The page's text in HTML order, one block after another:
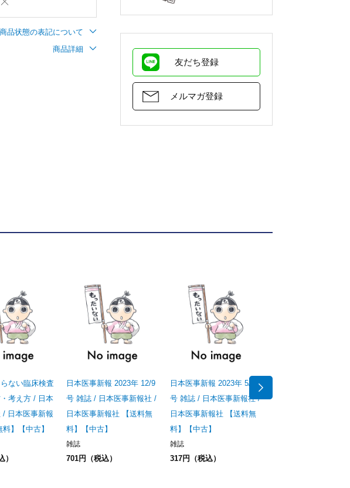
友だち登録
メルマガ登録
商品状態の表記について
商品詳細
ない臨床検査
考え方 / 日本
/ 日本医事新報
】【中古】
）
日本医事新報 2023年 12/9
号 雑誌 / 日本医事新報社 /
日本医事新報社 【送料無
料】【中古】
雑誌
701円（税込）
日本医事新報 2023年 5/6
号 雑誌 / 日本医事新報社 /
日本医事新報社 【送料無
料】【中古】
雑誌
317円（税込）